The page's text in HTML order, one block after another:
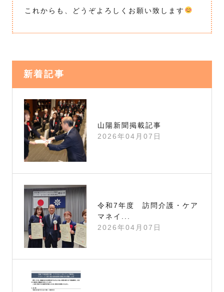
これからも、どうぞよろしくお願い致します
新着記事
山陽新聞掲載記事
2026年04月07日
令和7年度 訪問介護・ケア
マネイ...
2026年04月07日